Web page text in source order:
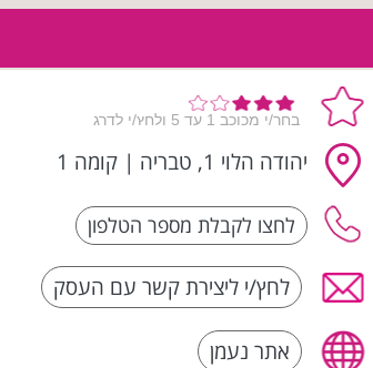
יהודה הלוי 1, טבריה | קומה 1
לחץ/י ליצירת קשר עם העסק
אתר נעמן